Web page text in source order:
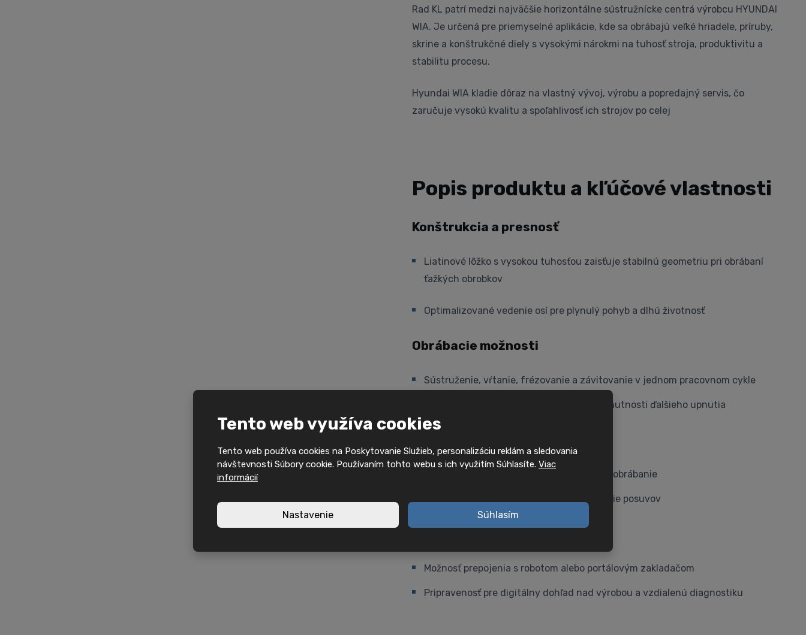
Rad KL patrí medzi najväčšie horizontálne sústružnícke centrá výrobcu HYUNDAI
WIA. Je určená pre priemyselné aplikácie, kde sa obrábajú veľké hriadele, príruby,
skrine a konštrukčné diely s vysokými nárokmi na tuhosť stroja, produktivitu a
stabilitu procesu.
Hyundai WIA kladie dôraz na vlastný vývoj, výrobu a popredajný servis, čo
zaručuje vysokú kvalitu a spoľahlivosť ich strojov po celej
Popis produktu a kľúčové vlastnosti
Konštrukcia a presnosť
Liatinové lôžko s vysokou tuhosťou zaisťuje stabilnú geometriu pri obrábaní
ťažkých obrobkov
Optimalizované vedenie osí pre plynulý pohyb a dlhú životnosť
Obrábacie možnosti
Sústruženie, vŕtanie, frézovanie a závitovanie v jednom pracovnom cykle
Os Y umožňuje excentrické operácie bez nutnosti ďalšieho upnutia
Vysoký krútiaci moment vretien pre ťažké obrábanie
Rýchla výmena nástrojov a plynulé riadenie posuvov
Možnosť prepojenia s robotom alebo portálovým zakladačom
Pripravenosť pre digitálny dohľad nad výrobou a vzdialenú diagnostiku
Tento web využíva cookies
Tento web používa cookies na Poskytovanie Služieb, personalizáciu reklám a sledovania
návštevnosti Súbory cookie. Používaním tohto webu s ich využitím Súhlasíte. Viac
informácií
Nastavenie Súhlasím